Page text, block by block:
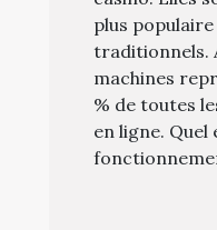
plus
traditionnels.
machines
% de toutes
en ligne. Quel